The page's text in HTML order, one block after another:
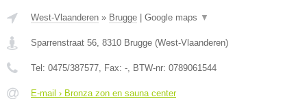
West-Vlaanderen » Brugge Google maps ▼
Sparrenstraat 56, 8310 Brugge (West-Vlaanderen)
Tel: 0475/387577, Fax: -, BTW-nr: 0789061544
E-mail › Bronza zon en sauna center